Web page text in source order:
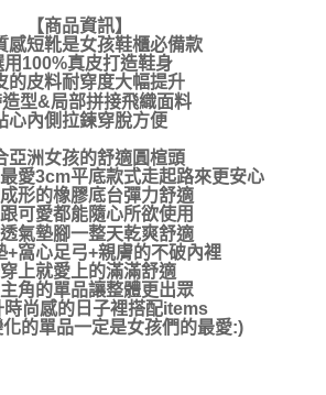
【商品資訊】
感短靴是女孩鞋櫃必備款
用100%真皮打造鞋身
的皮料耐穿度大幅提升
型&局部拼接飛織面料
心內側拉鍊穿脫方便
亞洲女孩的舒適圓楦頭
愛3cm平底款式走起路來更安心
形的橡膠底台彈力舒適
可愛都能隨心所欲使用
氣墊腳一整天乾爽舒適
+窩心足弓+親膚的不破內裡
上就愛上的滿滿舒適
角的單品讓整體更出眾
時尚感的日子裡搭配items
的單品一定是女孩們的最愛:)